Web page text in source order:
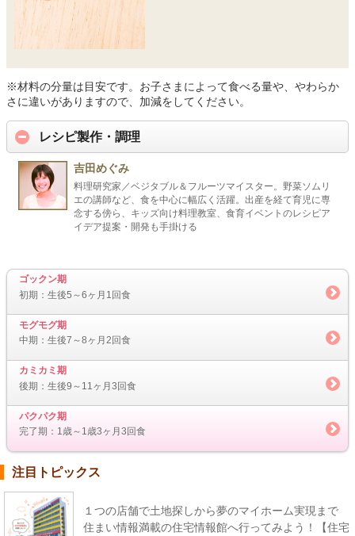
※材料の分量は目安です。お子さまによって食べる量や、やわらか
さに違いがありますので、加減をしてください。
レシピ製作・調理
吉田めぐみ
料理研究家／ベジタブル＆フルーツマイスター。野菜ソムリ
エの講師など、食を中心に幅広く活躍。出産を経て育児に専
念する傍ら、キッズ向け料理教室、食育イベントのレシピア
イデア提案・開発も手掛ける
ゴックン期
初期：生後5～6ヶ月1回食
モグモグ期
中期：生後7～8ヶ月2回食
カミカミ期
後期：生後9～11ヶ月3回食
パクパク期
完了期：1歳～1歳3ヶ月3回食
注目トピックス
１つの店舗で土地探しから夢のマイホーム実現まで
住まい情報満載の住宅情報館へ行ってみよう！【住宅